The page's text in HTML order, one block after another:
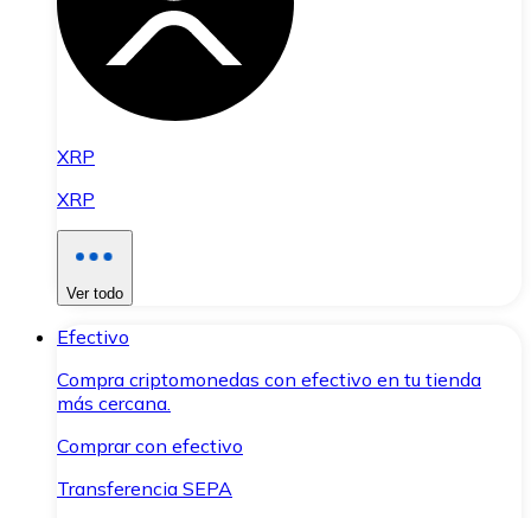
XRP
XRP
Ver todo
Efectivo
Compra criptomonedas con efectivo en tu tienda
más cercana.
Comprar con efectivo
Transferencia SEPA